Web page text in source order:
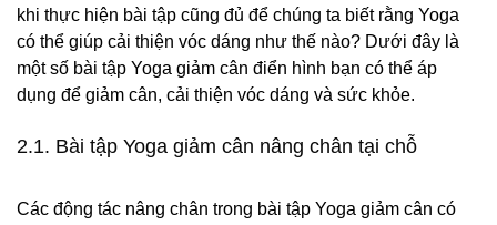
khi thực hiện bài tập cũng đủ để chúng ta biết rằng Yoga
có thể giúp cải thiện vóc dáng như thế nào? Dưới đây là
một số bài tập Yoga giảm cân điển hình bạn có thể áp
dụng để giảm cân, cải thiện vóc dáng và sức khỏe.
2.1. Bài tập Yoga giảm cân nâng chân tại chỗ
Các động tác nâng chân trong bài tập Yoga giảm cân có